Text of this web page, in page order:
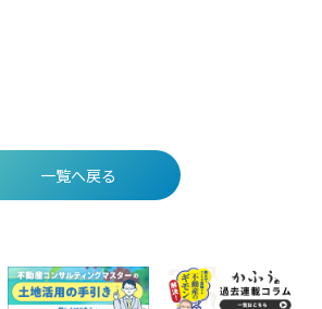
一覧へ戻る